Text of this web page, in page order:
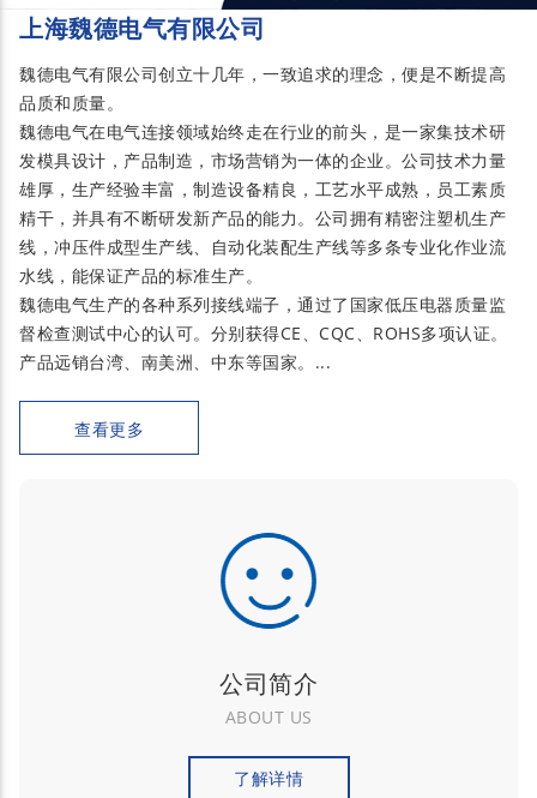
上海魏德电气有限公司
魏德电气有限公司创立十几年，一致追求的理念，便是不断提高
品质和质量。
魏德电气在电气连接领域始终走在行业的前头，是一家集技术研
发模具设计，产品制造，市场营销为一体的企业。公司技术力量
雄厚，生产经验丰富，制造设备精良，工艺水平成熟，员工素质
精干，并具有不断研发新产品的能力。公司拥有精密注塑机生产
线，冲压件成型生产线、自动化装配生产线等多条专业化作业流
水线，能保证产品的标准生产。
魏德电气生产的各种系列接线端子，通过了国家低压电器质量监
督检查测试中心的认可。分别获得CE、CQC、ROHS多项认证。
产品远销台湾、南美洲、中东等国家。...
查看更多
公司简介
ABOUT US
了解详情